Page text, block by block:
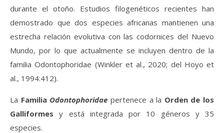
durante el otoño. Estudios filogenéticos recientes han
demostrado que dos especies africanas mantienen una
estrecha relación evolutiva con las codornices del Nuevo
Mundo, por lo que actualmente se incluyen dentro de la
familia Odontophoridae (Winkler et al., 2020; del Hoyo et
al., 1994:412).
La Familia Odontophoridae pertenece a la Orden de los
Galliformes y está integrada por 10 géneros y 35
especies.